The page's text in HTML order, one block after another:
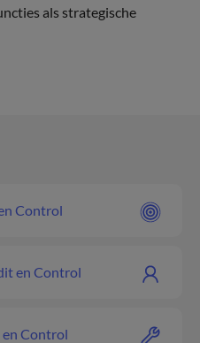
als strategische
Control
en Control
Control